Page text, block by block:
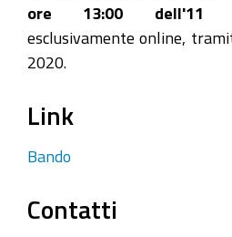
ore 13:00 dell'11
esclusivamente online,
2020.
Link
Bando
Contatti